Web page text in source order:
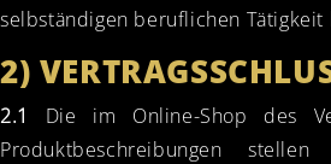
selbständigen beruflichen Tätigkeit
2)
2.1
Die im Online-Shop des
Produktbeschreibungen